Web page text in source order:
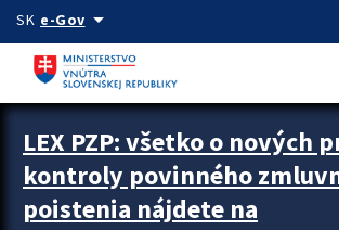
Preskocit na hlavný obsah
SK e-Govarrow_drop_down
Zastavit automatický posun upútavok
LEX PZP: všetko o nových
kontroly povinného
poistenia nájdete na